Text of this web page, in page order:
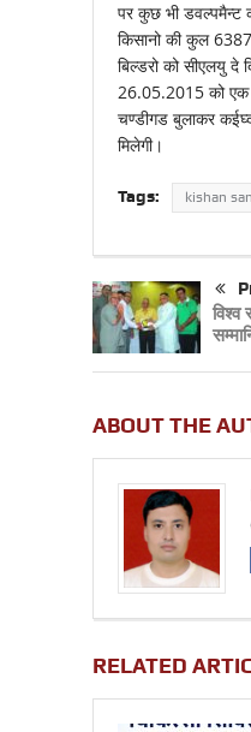
पर कुछ भी डवल्पमैन्ट
किसानो की कुल
बिल्डरो को सीएलयु दे
26.05.2015 को एक
चण्डीगड बुलाकर
मिलेगी।
Tags: kishan
विश्व
ABOUT THE
RELATED